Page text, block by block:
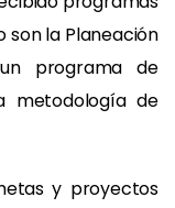
son la Planeación
programa de
metodología de
y proyectos